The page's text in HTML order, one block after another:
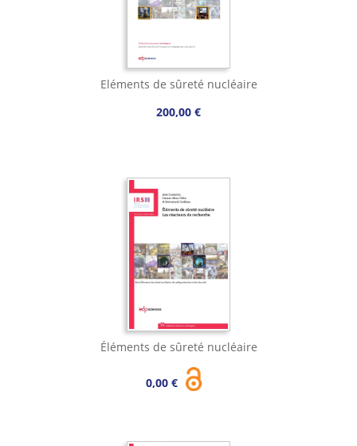
Eléments de sûreté nucléaire
200,00 €
Éléments de sûreté nucléaire
0,00 €